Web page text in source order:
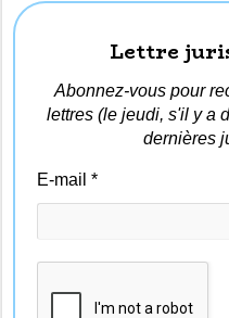
Lettre
Abonnez-vous pour
lettres (le jeudi, s'il y a
dernières
E-mail*